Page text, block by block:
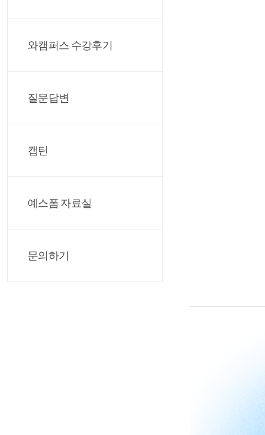
와캠퍼스 수강후기
질문답변
캡틴
예스폼 자료실
문의하기